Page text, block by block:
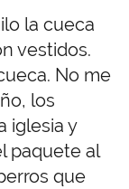
la cueca
vestidos.
No me
los
iglesia y
paquete al
que